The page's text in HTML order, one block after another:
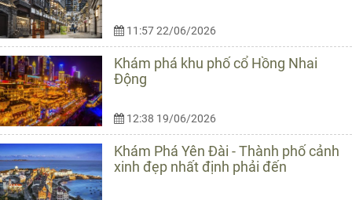
11:57 22/06/2026
Khám phá khu phố cổ Hồng Nhai
Động
12:38 19/06/2026
Khám Phá Yên Đài - Thành phố cảnh
xinh đẹp nhất định phải đến